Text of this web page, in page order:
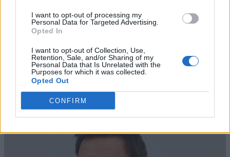
I want to opt-out of processing my
Personal Data for Targeted Advertising.
Opted In
I want to opt-out of Collection, Use,
Retention, Sale, and/or Sharing of my
Personal Data that Is Unrelated with the
Purposes for which it was collected.
Opted Out
CONFIRM